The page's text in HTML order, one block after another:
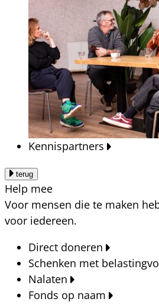
Kennispartners
terug
Help mee
Voor mensen die te maken
voor iedereen.
Direct doneren
Schenken met
Nalaten
Fonds op naam